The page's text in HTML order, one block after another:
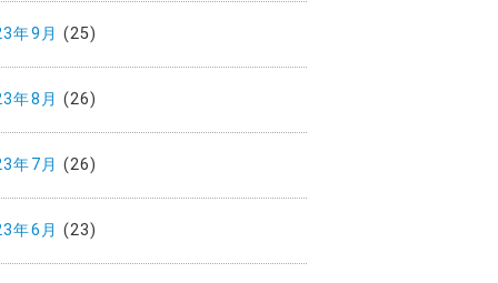
年9月 (25)
年8月 (26)
年7月 (26)
年6月 (23)